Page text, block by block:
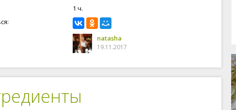
теста и пирожков. Готовите с любовью!
1 ч.
natasha
19.11.2017